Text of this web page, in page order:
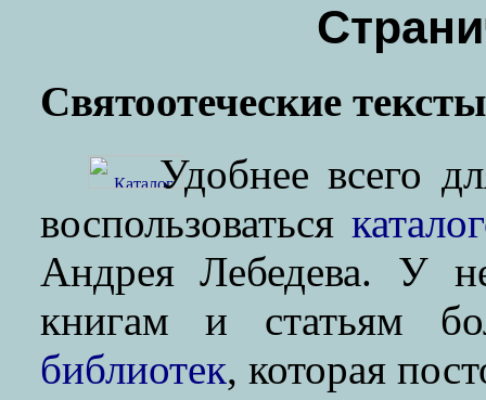
Святоотеческие тексты
Удобнее всего
воспользоваться
Андрея Лебедева. У
книгам и статьям
библиотек, которая